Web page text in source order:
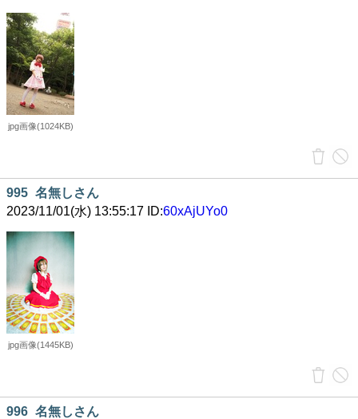
jpg画像(1024KB)
995 名無しさん
2023/11/01(水) 13:55:17 ID:60xAjUYo0
jpg画像(1445KB)
996 名無しさん